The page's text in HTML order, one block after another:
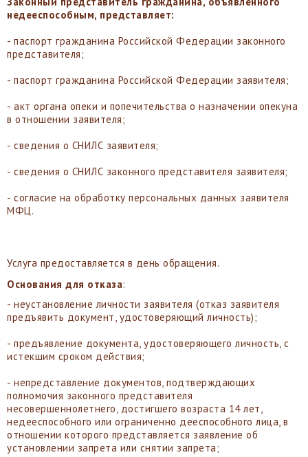
недееспособным, представляет:
- паспорт гражданина Российской Федерации законного
представителя;
- паспорт гражданина Российской Федерации заявителя;
- акт органа опеки и попечительства о назначении опекуна
в отношении заявителя;
- сведения о СНИЛС заявителя;
- сведения о СНИЛС законного представителя заявителя;
- согласие на обработку персональных данных заявителя
МФЦ.
Услуга предоставляется в день обращения.
Основания для отказа:
- неустановление личности заявителя (отказ заявителя
предъявить документ, удостоверяющий личность);
- предъявление документа, удостоверяющего личность, с
истекшим сроком действия;
- непредставление документов, подтверждающих
полномочия законного представителя
несовершеннолетнего, достигшего возраста 14 лет,
недееспособного или ограниченно дееспособного лица, в
отношении которого представляется заявление об
установлении запрета или снятии запрета;